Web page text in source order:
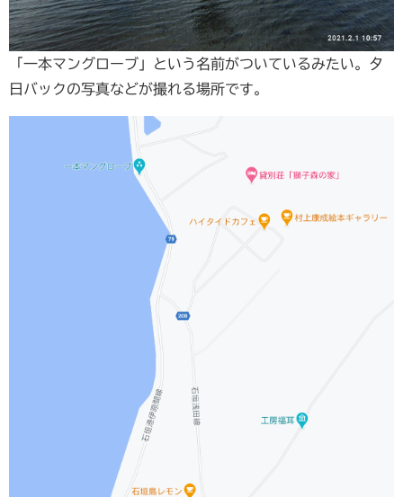
「一本マングローブ」という名前がついているみたい。夕
日バックの写真などが撮れる場所です。